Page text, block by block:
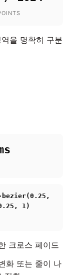
을 명확히 구분
bezier(0.25,
1)
크로스 페이드
화 또는 줄이 나